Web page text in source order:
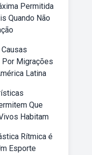
Permitida
Quando Não
Migrações
Latina
Que
Habitam
Rítmica é
Esporte